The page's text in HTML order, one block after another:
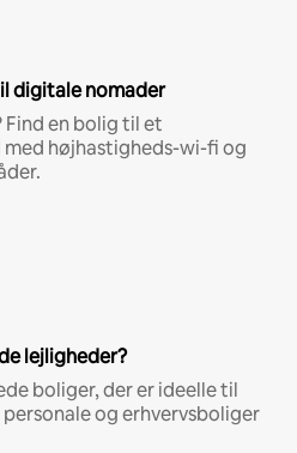
digitale nomader
Find en bolig til et
højhastigheds-wi-fi og
lejligheder?
boliger, der er ideelle til
og erhvervsboliger